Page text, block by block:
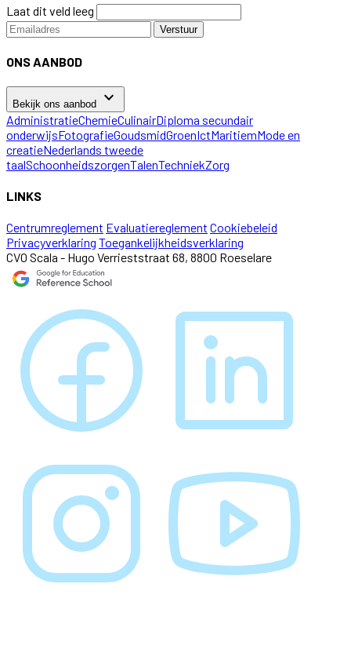
Laat dit veld leeg
Verstuur
ONS AANBOD
Bekijk ons aanbod keyboard_arrow_down
AdministratieChemieCulinairDiploma secundair
onderwijsFotografieGoudsmidGroenIctMaritiemMode en
creatieNederlands tweede
taalSchoonheidszorgenTalenTechniekZorg
LINKS
Centrumreglement Evaluatiereglement Cookiebeleid
Privacyverklaring Toegankelijkheidsverklaring
CVO Scala - Hugo Verrieststraat 68, 8800 Roeselare